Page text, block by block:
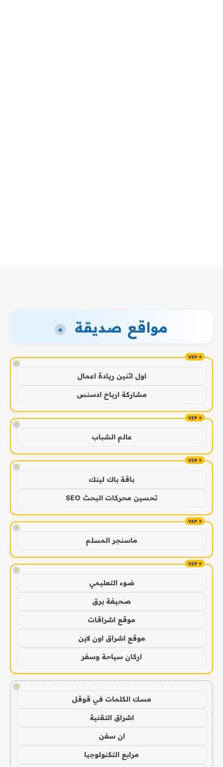
مواقع صديقة +
!
اول اثنين ريادة اعمال
مشاركة ارباح ادسنس
!
عالم الشباب
!
باقة باك لينك
تحسين محركات البحث SEO
!
ماسنجر المسلم
!
ضوء التعليمي
صحيفة برق
موقع اشراقات
موقع اشراق اون لاين
اركان سياحة وسفر
!
مسك الكلمات في قوقل
اشراق التقنية
ان سفن
مرابع التكنولوجيا